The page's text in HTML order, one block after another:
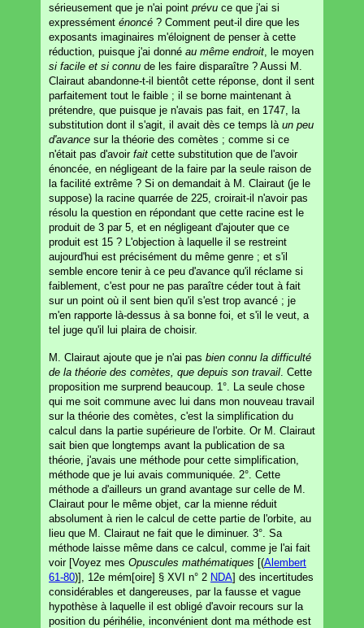
sérieusement que je n'ai point prévu ce que j'ai si
expressément énoncé ? Comment peut-il dire que les
exposants imaginaires m'éloignent de penser à cette
réduction, puisque j'ai donné au même endroit , le moyen
si facile et si connu de les faire disparaître ? Aussi M.
Clairaut abandonne-t-il bientôt cette réponse, dont il sent
parfaitement tout le faible ; il se borne maintenant à
prétendre, que puisque je n'avais pas fait, en 1747, la
substitution dont il s'agit, il avait dès ce temps là un peu
d'avance sur la théorie des comètes ; comme si ce
n'était pas d'avoir fait cette substitution que de l'avoir
énoncée, en négligeant de la faire par la seule raison de
la facilité extrême ? Si on demandait à M. Clairaut (je le
suppose) la racine quarrée de 225, croirait-il n'avoir pas
résolu la question en répondant que cette racine est le
produit de 3 par 5, et en négligeant d'ajouter que ce
produit est 15 ? L'objection à laquelle il se restreint
aujourd'hui est précisément du même genre ; et s'il
semble encore tenir à ce peu d'avance qu'il réclame si
faiblement, c'est pour ne pas paraître céder tout à fait
sur un point où il sent bien qu'il s'est trop avancé ; je
m'en rapporte là-dessus à sa bonne foi, et s'il le veut, a
tel juge qu'il lui plaira de choisir.
M. Clairaut ajoute que je n'ai pas bien connu la difficulté
de la théorie des comètes, que depuis son travail . Cette
proposition me surprend beaucoup. 1°. La seule chose
qui me soit commune avec lui dans mon nouveau travail
sur la théorie des comètes, c'est la simplification du
calcul dans la partie supérieure de l'orbite. Or M. Clairaut
sait bien que longtemps avant la publication de sa
théorie, j'avais une méthode pour cette simplification,
méthode que je lui avais communiquée. 2°. Cette
méthode a d'ailleurs un grand avantage sur celle de M.
Clairaut pour le même objet, car la mienne réduit
absolument à rien le calcul de cette partie de l'orbite, au
lieu que M. Clairaut ne fait que le diminuer. 3°. Sa
méthode laisse même dans ce calcul, comme je l'ai fait
voir [Voyez mes Opuscules mathématiques [(Alembert
61-80)], 12e mém[oire] § XVI n° 2 NDA] des incertitudes
considérables et dangereuses, par la fausse et vague
hypothèse à laquelle il est obligé d'avoir recours sur la
position du périhélie, inconvénient dont ma méthode est